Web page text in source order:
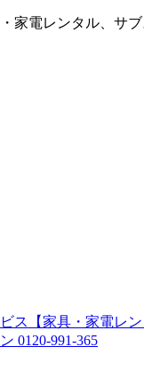
家電レンタル、サ
0120-991-365